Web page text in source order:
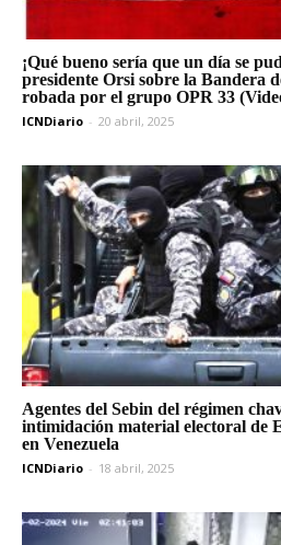
¡Qué bueno sería que un día se
presidente Orsi sobre la Bandera
robada por el grupo OPR 33
ICNDiario - 20 abril, 2025
Agentes del Sebin del régimen
intimidación material electoral de
en Venezuela
ICNDiario - 18 abril, 2025